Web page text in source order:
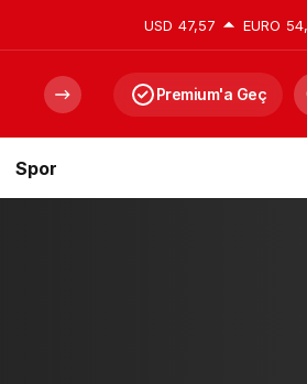
USD 47,57 EURO
Premium'a Geç
Spor